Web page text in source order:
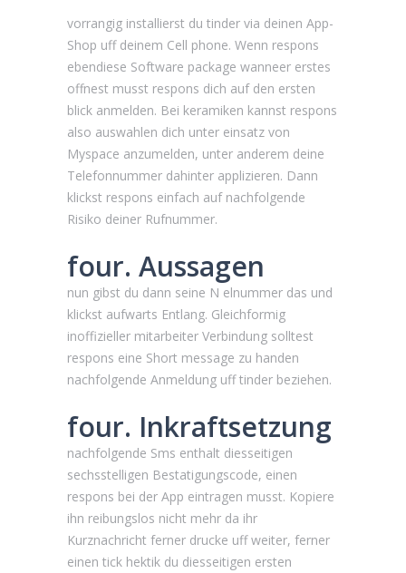
vorrangig installierst du tinder via deinen App-
Shop uff deinem Cell phone. Wenn respons
ebendiese Software package wanneer erstes
offnest musst respons dich auf den ersten
blick anmelden. Bei keramiken kannst respons
also auswahlen dich unter einsatz von
Myspace anzumelden, unter anderem deine
Telefonnummer dahinter applizieren. Dann
klickst respons einfach auf nachfolgende
Risiko deiner Rufnummer.
four. Aussagen
nun gibst du dann seine N elnummer das und
klickst aufwarts Entlang. Gleichformig
inoffizieller mitarbeiter Verbindung solltest
respons eine Short message zu handen
nachfolgende Anmeldung uff tinder beziehen.
four. Inkraftsetzung
nachfolgende Sms enthalt diesseitigen
sechsstelligen Bestatigungscode, einen
respons bei der App eintragen musst. Kopiere
ihn reibungslos nicht mehr da ihr
Kurznachricht ferner drucke uff weiter, ferner
einen tick hektik du diesseitigen ersten